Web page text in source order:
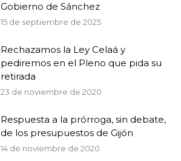
Gobierno de Sánchez
15 de septiembre de 2025
Rechazamos la Ley Celaá y
pediremos en el Pleno que pida su
retirada
23 de noviembre de 2020
Respuesta a la prórroga, sin debate,
de los presupuestos de Gijón
14 de noviembre de 2020